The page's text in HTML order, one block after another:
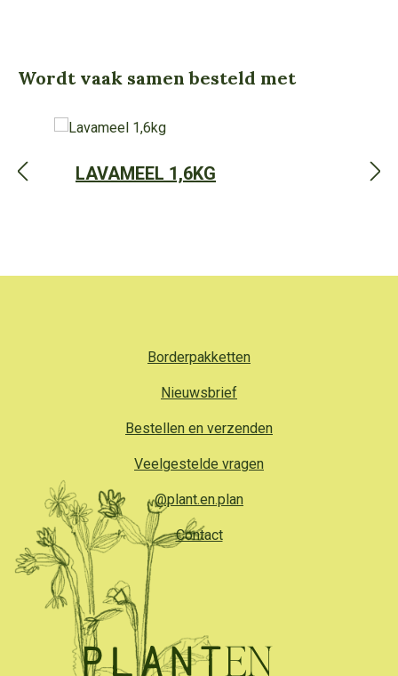
Wordt vaak samen besteld met
LAVAMEEL 1,6KG
Borderpakketten
Nieuwsbrief
Bestellen en verzenden
Veelgestelde vragen
@plant.en.plan
Contact